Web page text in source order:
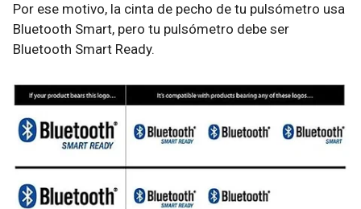
Por ese motivo, la cinta de pecho de tu pulsómetro usa
Bluetooth Smart, pero tu pulsómetro debe ser
Bluetooth Smart Ready.